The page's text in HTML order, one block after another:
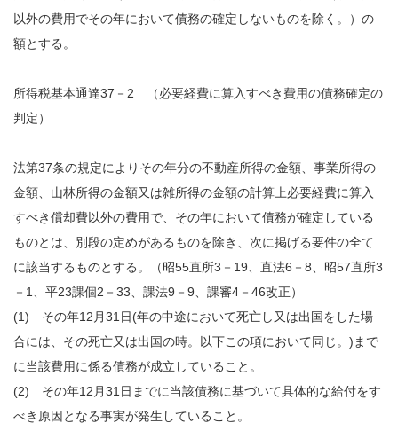
以外の費用でその年において債務の確定しないものを除く。）の
額とする。
所得税基本通達37－2 （必要経費に算入すべき費用の債務確定の
判定）
法第37条の規定によりその年分の不動産所得の金額、事業所得の
金額、山林所得の金額又は雑所得の金額の計算上必要経費に算入
すべき償却費以外の費用で、その年において債務が確定している
ものとは、別段の定めがあるものを除き、次に掲げる要件の全て
に該当するものとする。（昭55直所3－19、直法6－8、昭57直所3
－1、平23課個2－33、課法9－9、課審4－46改正）
(1) その年12月31日(年の中途において死亡し又は出国をした場
合には、その死亡又は出国の時。以下この項において同じ。)まで
に当該費用に係る債務が成立していること。
(2) その年12月31日までに当該債務に基づいて具体的な給付をす
べき原因となる事実が発生していること。